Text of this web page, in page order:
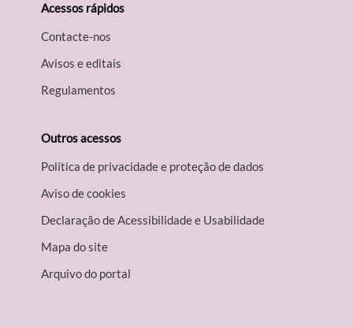
Acessos rápidos
Contacte-nos
Avisos e editais
Regulamentos
Outros acessos
Política de privacidade e proteção de dados
Aviso de cookies
Declaração de Acessibilidade e Usabilidade
Mapa do site
Arquivo do portal